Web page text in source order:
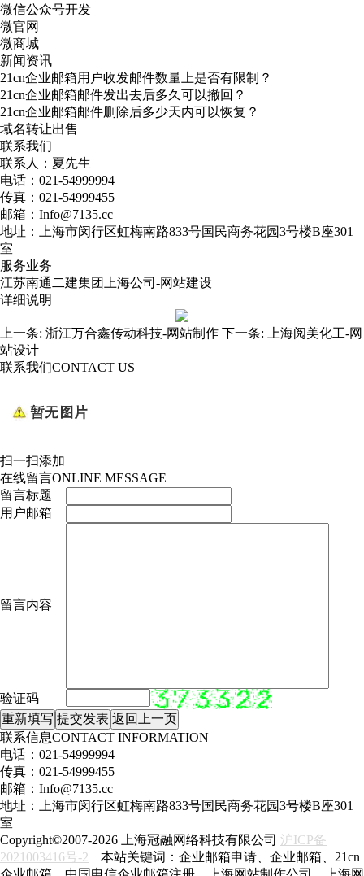
微信公众号开发
微官网
微商城
新闻资讯
21cn企业邮箱用户收发邮件数量上是否有限制？
21cn企业邮箱邮件发出去后多久可以撤回？
21cn企业邮箱邮件删除后多少天内可以恢复？
域名转让出售
联系我们
联系人：夏先生
电话：021-54999994
传真：021-54999455
邮箱：Info@7135.cc
地址：上海市闵行区虹梅南路833号国民商务花园3号楼B座301
室
服务业务
江苏南通二建集团上海公司-网站建设
详细说明
上一条: 浙江万合鑫传动科技-网站制作 下一条:
上海阅美化工-网
站设计
联系我们CONTACT US
扫一扫添加
在线留言ONLINE MESSAGE
留言标题
用户邮箱
留言内容
验证码
联系信息CONTACT INFORMATION
电话：021-54999994
传真：021-54999455
邮箱：Info@7135.cc
地址：上海市闵行区虹梅南路833号国民商务花园3号楼B座301
室
Copyright©2007-2026 上海冠融网络科技有限公司 沪ICP备
2021003416号-2 | 本站关键词：企业邮箱申请、企业邮箱、21cn